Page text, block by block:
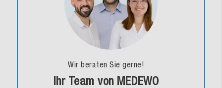
Wir beraten Sie gerne!
Ihr Team von MEDEWO